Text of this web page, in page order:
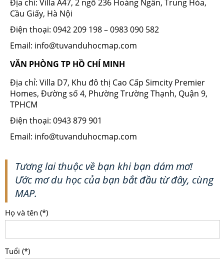
Địa chỉ: Villa A47, 2 ngõ 236 Hoàng Ngân, Trung Hòa,
Cầu Giấy, Hà Nội
Điện thoại: 0942 209 198 – 0983 090 582
Email: info@tuvanduhocmap.com
VĂN PHÒNG TP HỒ CHÍ MINH
Địa chỉ: Villa D7, Khu đô thị Cao Cấp Simcity Premier
Homes, Đường số 4, Phường Trường Thạnh, Quận 9,
TPHCM
Điện thoại: 0943 879 901
Email: info@tuvanduhocmap.com
Tương lai thuộc về bạn khi bạn dám mơ!
Ước mơ du học của bạn bắt đầu từ đây, cùng
MAP.
Họ và tên (*)
Tuổi (*)